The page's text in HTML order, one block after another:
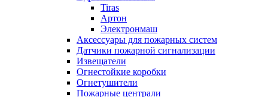
Tiras
Артон
Электронмаш
Аксессуары для пожарных систем
Датчики пожарной сигнализации
Извещатели
Огнестойкие коробки
Огнетушители
Пожарные централи